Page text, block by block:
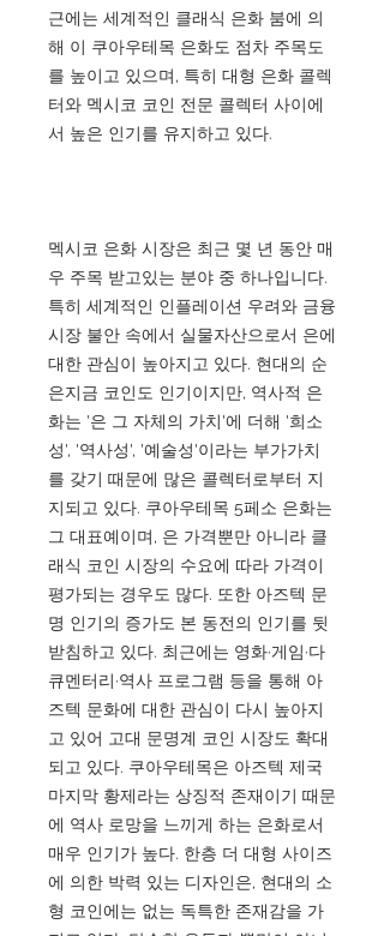
근에는 세계적인 클래식 은화 붐에 의
해 이 쿠아우테목 은화도 점차 주목도
를 높이고 있으며, 특히 대형 은화 콜렉
터와 멕시코 코인 전문 콜렉터 사이에
서 높은 인기를 유지하고 있다.
멕시코 은화 시장은 최근 몇 년 동안 매
우 주목 받고있는 분야 중 하나입니다.
특히 세계적인 인플레이션 우려와 금융
시장 불안 속에서 실물자산으로서 은에
대한 관심이 높아지고 있다. 현대의 순
은지금 코인도 인기이지만, 역사적 은
화는 '은 그 자체의 가치'에 더해 '희소
성', '역사성', '예술성'이라는 부가가치
를 갖기 때문에 많은 콜렉터로부터 지
지되고 있다. 쿠아우테목 5페소 은화는
그 대표예이며, 은 가격뿐만 아니라 클
래식 코인 시장의 수요에 따라 가격이
평가되는 경우도 많다. 또한 아즈텍 문
명 인기의 증가도 본 동전의 인기를 뒷
받침하고 있다. 최근에는 영화·게임·다
큐멘터리·역사 프로그램 등을 통해 아
즈텍 문화에 대한 관심이 다시 높아지
고 있어 고대 문명계 코인 시장도 확대
되고 있다. 쿠아우테목은 아즈텍 제국
마지막 황제라는 상징적 존재이기 때문
에 역사 로망을 느끼게 하는 은화로서
매우 인기가 높다. 한층 더 대형 사이즈
에 의한 박력 있는 디자인은, 현대의 소
형 코인에는 없는 독특한 존재감을 가